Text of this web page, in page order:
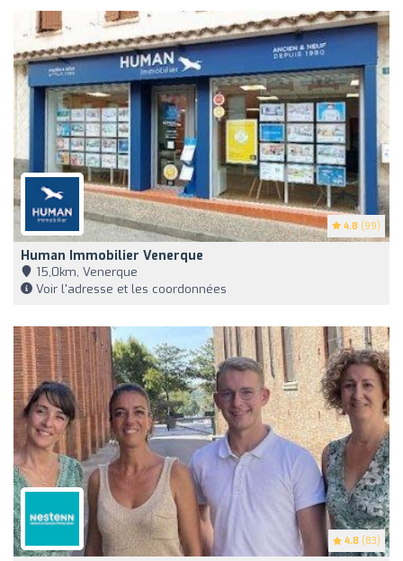
4.8 (99)
Human Immobilier Venerque
15,0km, Venerque
Voir l'adresse et les coordonnées
4.8 (83)